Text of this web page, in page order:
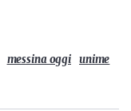
messina oggi unime